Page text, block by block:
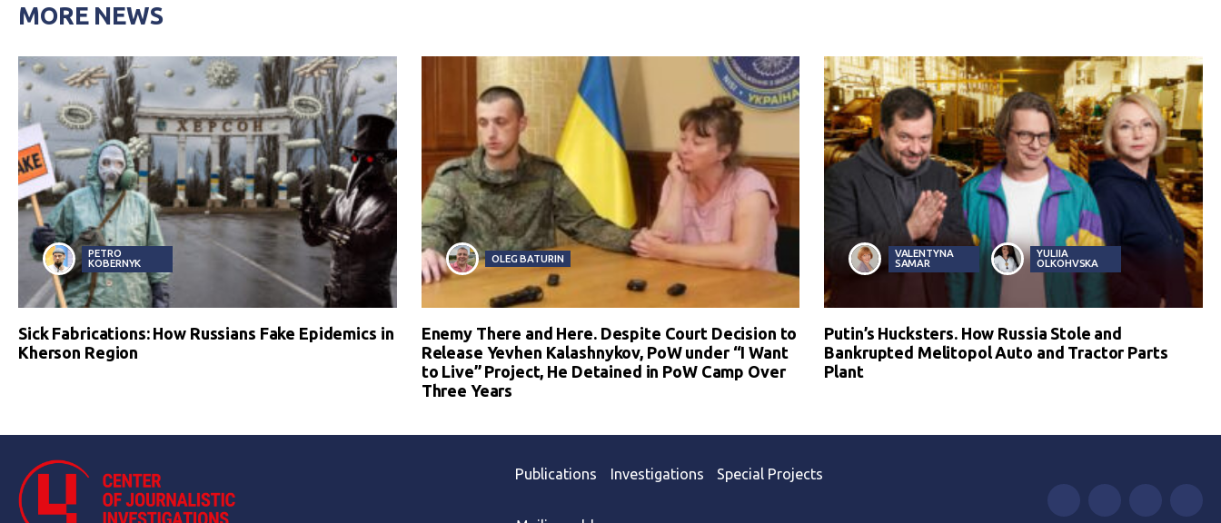
MORE NEWS
PETRO
KOBERNYK
Sick Fabrications: How Russians Fake Epidemics in
Kherson Region
OLEG BATURIN
Enemy There and Here. Despite Court Decision to
Release Yevhen Kalashnykov, PoW under “I Want
to Live” Project, He Detained in PoW Camp Over
Three Years
VALENTYNA
SAMAR
YULIIA
OLKOHVSKA
Putin’s Hucksters. How Russia Stole and
Bankrupted Melitopol Auto and Tractor Parts
Plant
Publications Investigations Special Projects